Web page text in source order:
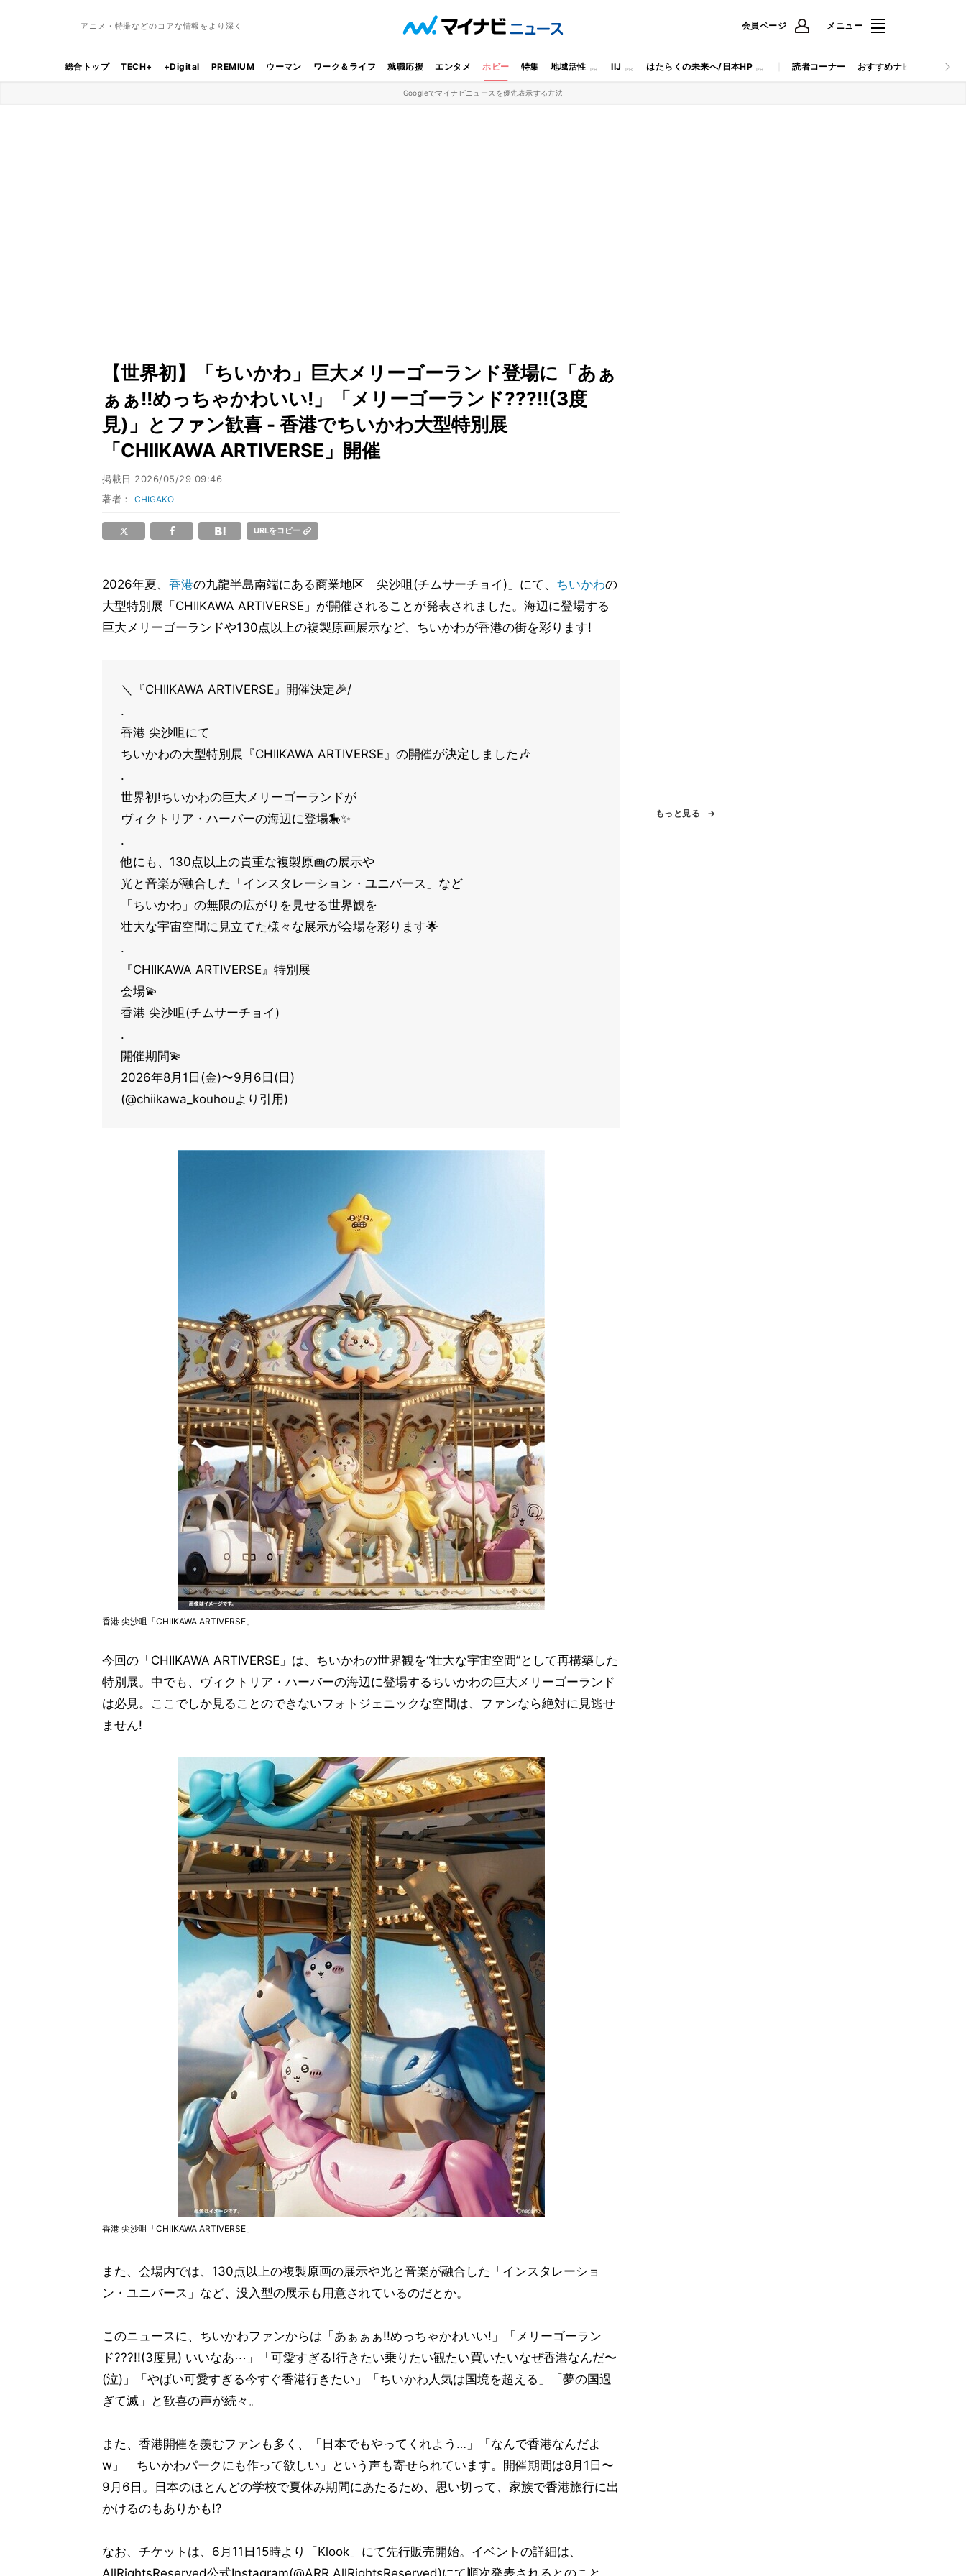
アニメ・特撮などのコアな情報をより深く 会員ページ メニュー
総合トップ TECH+ +Digital PREMIUM ウーマン ワーク＆ライフ 就職応援 エンタメ ホビー 特集 地域活性 IIJ はたらくの未来へ/日本HP 読者コーナー おすすめナビ マイナビ
Googleでマイナビニュースを優先表示する方法
【世界初】「ちいかわ」巨大メリーゴーランド登場に「あぁ
ぁぁ!!めっちゃかわいい!」「メリーゴーランド???!!(3度
見)」とファン歓喜 - 香港でちいかわ大型特別展
「CHIIKAWA ARTIVERSE」開催
掲載日 2026/05/29 09:46
著者：CHIGAKO
URLをコピー
2026年夏、 香港の九龍半島南端にある商業地区「尖沙咀(チムサーチョイ)」にて、 ちいかわの
大型特別展「CHIIKAWA ARTIVERSE」が開催されることが発表されました。海辺に登場する
巨大メリーゴーランドや130点以上の複製原画展示など、ちいかわが香港の街を彩ります!
＼『CHIIKAWA ARTIVERSE』開催決定🎉/
.
香港 尖沙咀にて
ちいかわの大型特別展『CHIIKAWA ARTIVERSE』の開催が決定しました🎶
.
世界初!ちいかわの巨大メリーゴーランドが
ヴィクトリア・ハーバーの海辺に登場🎠✨
.
他にも、130点以上の貴重な複製原画の展示や
光と音楽が融合した「インスタレーション・ユニバース」など
「ちいかわ」の無限の広がりを見せる世界観を
壮大な宇宙空間に見立てた様々な展示が会場を彩ります🌟
.
『CHIIKAWA ARTIVERSE』特別展
会場💫
香港 尖沙咀(チムサーチョイ)
.
開催期間💫
2026年8月1日(金)〜9月6日(日)
(@chiikawa_kouhouより引用)
香港 尖沙咀「CHIIKAWA ARTIVERSE」
今回の「CHIIKAWA ARTIVERSE」は、ちいかわの世界観を“壮大な宇宙空間”として再構築した
特別展。中でも、ヴィクトリア・ハーバーの海辺に登場するちいかわの巨大メリーゴーランド
は必見。ここでしか見ることのできないフォトジェニックな空間は、ファンなら絶対に見逃せ
ません!
香港 尖沙咀「CHIIKAWA ARTIVERSE」
また、会場内では、130点以上の複製原画の展示や光と音楽が融合した「インスタレーショ
ン・ユニバース」など、没入型の展示も用意されているのだとか。
このニュースに、ちいかわファンからは「あぁぁぁ!!めっちゃかわいい!」「メリーゴーラン
ド???!!(3度見) いいなあ⋯」「可愛すぎる!行きたい乗りたい観たい買いたいなぜ香港なんだ〜
(泣)」「やばい可愛すぎる今すぐ香港行きたい」「ちいかわ人気は国境を超える」「夢の国過
ぎて滅」と歓喜の声が続々。
また、香港開催を羨むファンも多く、「日本でもやってくれよう…」「なんで香港なんだよ
w」「ちいかわパークにも作って欲しい」という声も寄せられています。開催期間は8月1日〜
9月6日。日本のほとんどの学校で夏休み期間にあたるため、思い切って、家族で香港旅行に出
かけるのもありかも⁉
なお、チケットは、6月11日15時より「Klook」にて先行販売開始。イベントの詳細は、
AllRightsReserved公式Instagram(@ARR.AllRightsReserved)にて順次発表されるとのこと。
もっと見る